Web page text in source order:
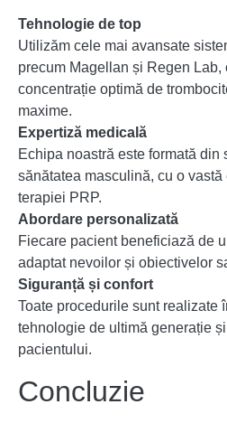
Tehnologie de top
Utilizăm cele mai avansate
precum Magellan și Regen Lab,
concentrație optimă de
maxime.
Expertiză medicală
Echipa noastră este formată
sănătatea masculină, cu o
terapiei PRP.
Abordare personalizată
Fiecare pacient beneficiază de
adaptat nevoilor și obiectivelor
Siguranță și confort
Toate procedurile sunt realizate
tehnologie de ultimă generație
pacientului.
Concluzie